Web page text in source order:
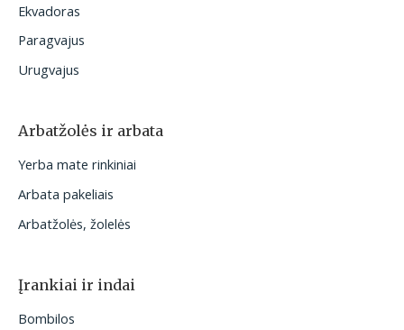
Ekvadoras
Paragvajus
Urugvajus
Arbatžolės ir arbata
Yerba mate rinkiniai
Arbata pakeliais
Arbatžolės, žolelės
Įrankiai ir indai
Bombilos